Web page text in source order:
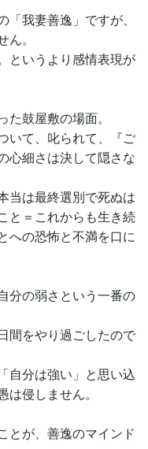
我妻善逸」ですが、
。
というより感情表現が
鼓屋敷の場面。
いて、叱られて、『ご
心細さは決して隠さな
当は最終選別で死ぬは
と＝これからも生き続
への恐怖と不満を口に
分の弱さという一番の
間をやり過ごしたので
自分は強い」と思い込
侵しません。
とが、善逸のマインド